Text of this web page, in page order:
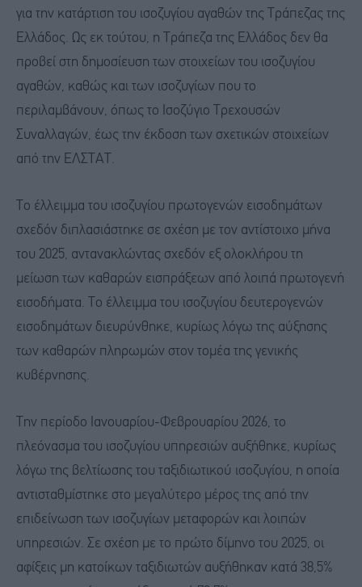
για την κατάρτιση του ισοζυγίου αγαθών της Τράπεζας της
Ελλάδος. Ως εκ τούτου, η Τράπεζα της Ελλάδος δεν θα
προβεί στη δημοσίευση των στοιχείων του ισοζυγίου
αγαθών, καθώς και των ισοζυγίων που το
περιλαμβάνουν, όπως το Ισοζύγιο Τρεχουσών
Συναλλαγών, έως την έκδοση των σχετικών στοιχείων
από την ΕΛΣΤΑΤ.
Το έλλειμμα του ισοζυγίου πρωτογενών εισοδημάτων
σχεδόν διπλασιάστηκε σε σχέση με τον αντίστοιχο μήνα
του 2025, αντανακλώντας σχεδόν εξ ολοκλήρου τη
μείωση των καθαρών εισπράξεων από λοιπά πρωτογενή
εισοδήματα. Το έλλειμμα του ισοζυγίου δευτερογενών
εισοδημάτων διευρύνθηκε, κυρίως λόγω της αύξησης
των καθαρών πληρωμών στον τομέα της γενικής
κυβέρνησης.
Την περίοδο Ιανουαρίου-Φεβρουαρίου 2026, το
πλεόνασμα του ισοζυγίου υπηρεσιών αυξήθηκε, κυρίως
λόγω της βελτίωσης του ταξιδιωτικού ισοζυγίου, η οποία
αντισταθμίστηκε στο μεγαλύτερο μέρος της από την
επιδείνωση των ισοζυγίων μεταφορών και λοιπών
υπηρεσιών. Σε σχέση με το πρώτο δίμηνο του 2025, οι
αφίξεις μη κατοίκων ταξιδιωτών αυξήθηκαν κατά 38,5%